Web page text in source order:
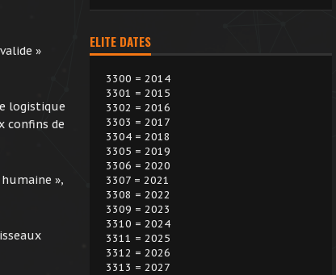
»
logistique
confins de
»,
ELITE DATES
3300 = 2014
3301 = 2015
3302 = 2016
3303 = 2017
3304 = 2018
3305 = 2019
3306 = 2020
3307 = 2021
3308 = 2022
3309 = 2023
3310 = 2024
3311 = 2025
3312 = 2026
3313 = 2027